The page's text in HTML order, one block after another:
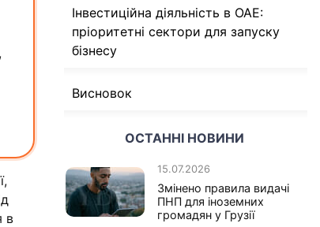
в
Інвестиційна діяльність в ОАЕ:
пріоритетні сектори для запуску
бізнесу
Висновок
ОСТАННІ НОВИНИ
15.07.2026
Змінено правила видачі
ПНП для іноземних
громадян у Грузії